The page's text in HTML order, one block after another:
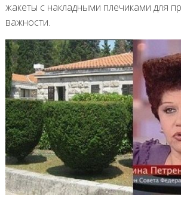
жакеты с накладными плечиками для
важности.